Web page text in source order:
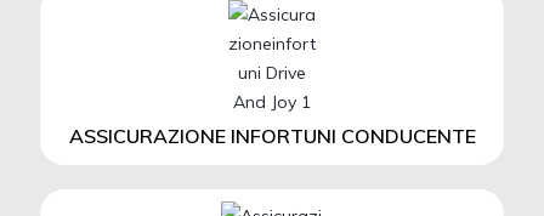
ASSICURAZIONE INFORTUNI CONDUCENTE